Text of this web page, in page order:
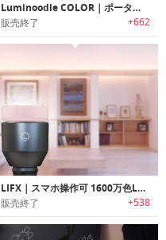
Luminoodle COLOR｜ポータブルLEDライトロープ「ルミヌードル・カラー」
販売終了 +662
LIFX｜スマホ操作可 1600万色LED電球「ライフィクス」
販売終了 +538